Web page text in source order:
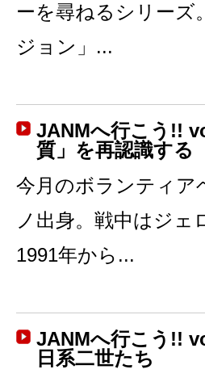
ーを尋ねるシリーズ
ジョン」...
JANMへ行こう!!
質」を再認識する
今月のボランティ
ノ出身。戦中はジ
1991年から...
JANMへ行こう!!
日系二世たち